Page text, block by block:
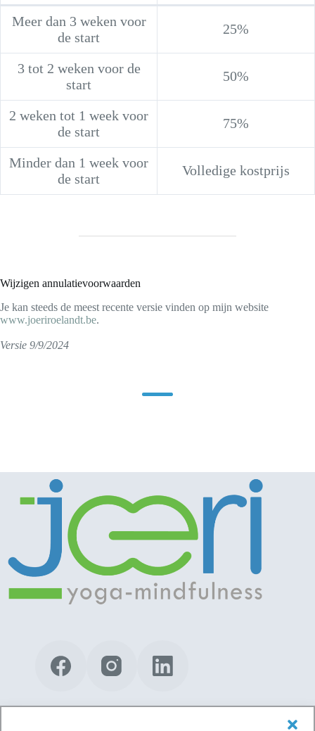
Meer dan 3 weken voor
de start
25%
3 tot 2 weken voor de
start
50%
2 weken tot 1 week voor
de start
75%
Minder dan 1 week voor
de start
Volledige kostprijs
Wijzigen annulatievoorwaarden
Je kan steeds de meest recente versie vinden op mijn website
www.joeriroelandt.be.
Versie 9/9/2024